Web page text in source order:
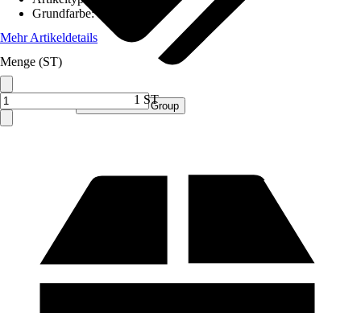
Verkauf durch: Procommerce Group
Grundfarbe:
Mehr Artikeldetails
Menge (ST)
1 ST